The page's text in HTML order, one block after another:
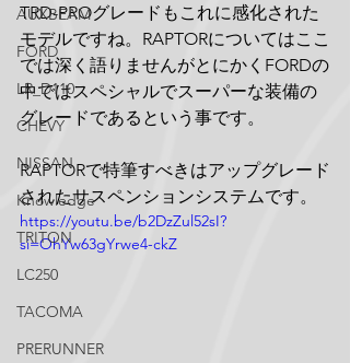
AUXBEAM
FORD
LR_D110
CHEVY
NISSAN
Knowledge
TRITON
LC250
TACOMA
PRERUNNER
TRD-PROグレードもこれに感化された
モデルですね。RAPTORについてはここ
では深く語りませんがとにかくFORDの
中ではスペシャルでスーパーな装備の
グレードであるという事です。
RAPTORで特筆すべきはアップグレード
されたサスペンションシステムです。
https://youtu.be/b2DzZul52sI?
si=OhYw63gYrwe4-ckZ